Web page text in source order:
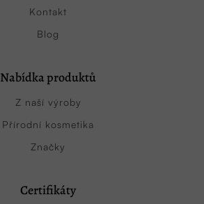
Kontakt
Blog
Nabídka produktů
Z naší výroby
Přírodní kosmetika
Značky
Certifikáty